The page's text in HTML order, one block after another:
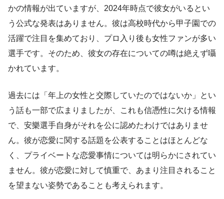
かの情報が出ていますが、2024年時点で彼女がいるとい
う公式な発表はありません。彼は高校時代から甲子園での
活躍で注目を集めており、プロ入り後も女性ファンが多い
選手です。そのため、彼女の存在についての噂は絶えず囁
かれています。
過去には「年上の女性と交際していたのではないか」とい
う話も一部で広まりましたが、これも信憑性に欠ける情報
で、安樂選手自身がそれを公に認めたわけではありませ
ん。彼が恋愛に関する話題を公表することはほとんどな
く、プライベートな恋愛事情については明らかにされてい
ません。彼が恋愛に対して慎重で、あまり注目されること
を望まない姿勢であることも考えられます。